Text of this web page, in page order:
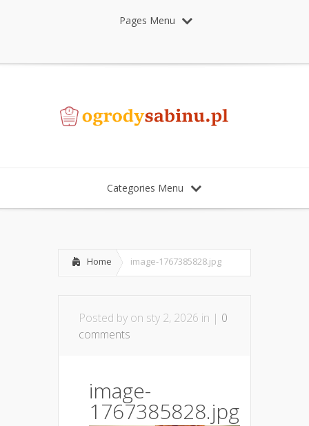
Pages Menu
Categories Menu
Home image-1767385828.jpg
Posted by on sty 2, 2026 in | 0
comments
image-
1767385828.jpg